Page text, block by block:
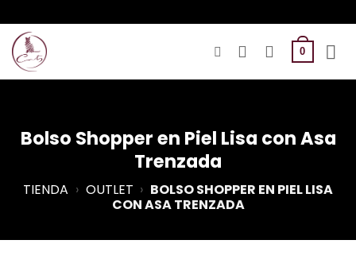
al
contenido
0
Bolso Shopper en Piel Lisa con Asa
Trenzada
TIENDA › OUTLET › BOLSO SHOPPER EN PIEL LISA
CON ASA TRENZADA